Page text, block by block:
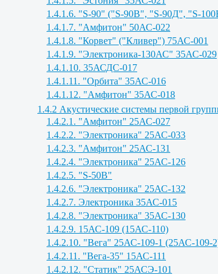
1.4.1.6. "S-90" ("S-90B", "S-90Д", "S-
1.4.1.7. "Амфитон" 50АС-022
1.4.1.8. "Корвет" ("Кливер") 75АС-001
1.4.1.9. "Электроника-130АС" 35АС-029
1.4.1.10. 35АСДС-017
1.4.1.11. "Орбита" 35АС-016
1.4.1.12. "Амфитон" 35АС-018
1.4.2 Акустические системы первой
1.4.2.1. "Амфитон" 25АС-027
1.4.2.2. "Электроника" 25АС-033
1.4.2.3. "Амфитон" 25АС-131
1.4.2.4. "Электроника" 25АС-126
1.4.2.5. "S-50B"
1.4.2.6. "Электроника" 25АС-132
1.4.2.7. Электроника 35АС-015
1.4.2.8. "Электроника" 35АС-130
1.4.2.9. 15АС-109 (15АС-110)
1.4.2.10. "Вега" 25АС-109-1 (25АС-109-
1.4.2.11. "Вега-35" 15АС-111
1.4.2.12. "Статик" 25АСЭ-101